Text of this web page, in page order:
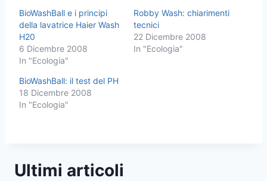
BioWashBall e i principi
della lavatrice Haier Wash
H20
6 Dicembre 2008
In "Ecologia"
Robby Wash: chiarimenti
tecnici
22 Dicembre 2008
In "Ecologia"
BioWashBall: il test del PH
18 Dicembre 2008
In "Ecologia"
Ultimi articoli